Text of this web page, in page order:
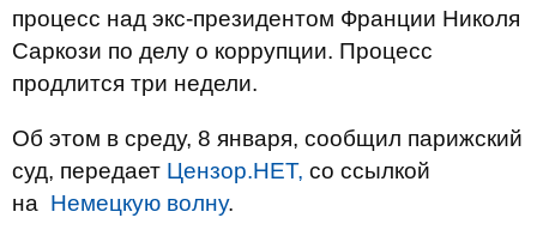
процесс над экс-президентом Франции Николя
Саркози по делу о коррупции. Процесс
продлится три недели.
Об этом в среду, 8 января, сообщил парижский
суд, передает Цензор.НЕТ, со ссылкой
на Немецкую волну.